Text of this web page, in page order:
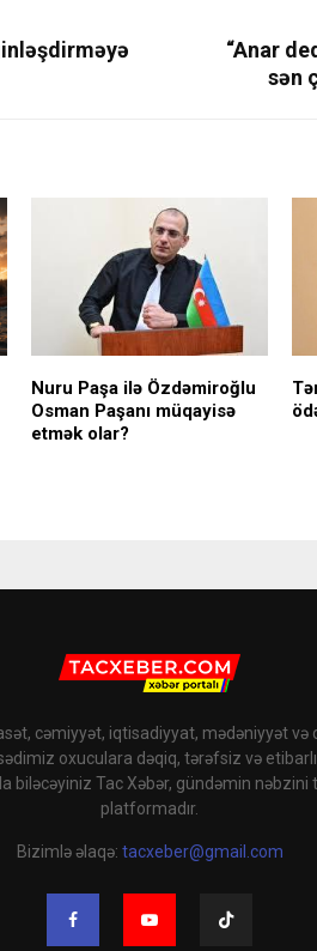
“Anar
sən
Nuru Paşa ilə Özdəmiroğlu
Osman Paşanı müqayisə
etmək olar?
cəmiyyət, iqtisadiyyat, mədəniyyət
oxuculara dəqiq, tərəfsiz və
biləcəyiniz Tac Xəbər, gündəmin nəbzini
platformadır.
Bizimlə əlaqə: tacxeber@gmail.com